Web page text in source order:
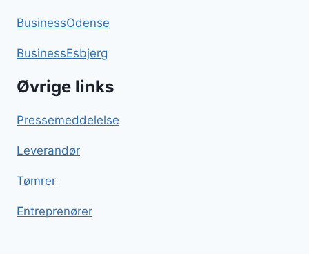
BusinessOdense
BusinessEsbjerg
Øvrige links
Pressemeddelelse
Leverandør
Tømrer
Entreprenører